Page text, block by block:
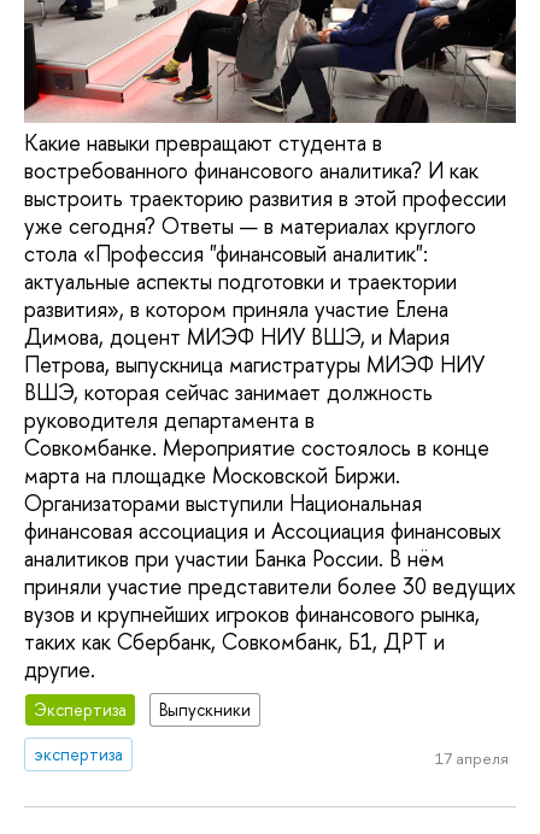
Какие навыки превращают студента в
востребованного финансового аналитика? И как
выстроить траекторию развития в этой профессии
уже сегодня? Ответы — в материалах круглого
стола «Профессия "финансовый аналитик":
актуальные аспекты подготовки и траектории
развития», в котором приняла участие Елена
Димова, доцент МИЭФ НИУ ВШЭ, и Мария
Петрова, выпускница магистратуры МИЭФ НИУ
ВШЭ, которая сейчас занимает должность
руководителя департамента в
Совкомбанке. Мероприятие состоялось в конце
марта на площадке Московской Биржи.
Организаторами выступили Национальная
финансовая ассоциация и Ассоциация финансовых
аналитиков при участии Банка России. В нём
приняли участие представители более 30 ведущих
вузов и крупнейших игроков финансового рынка,
таких как Сбербанк, Совкомбанк, Б1, ДРТ и
другие.
Экспертиза
Выпускники
экспертиза
17 апреля